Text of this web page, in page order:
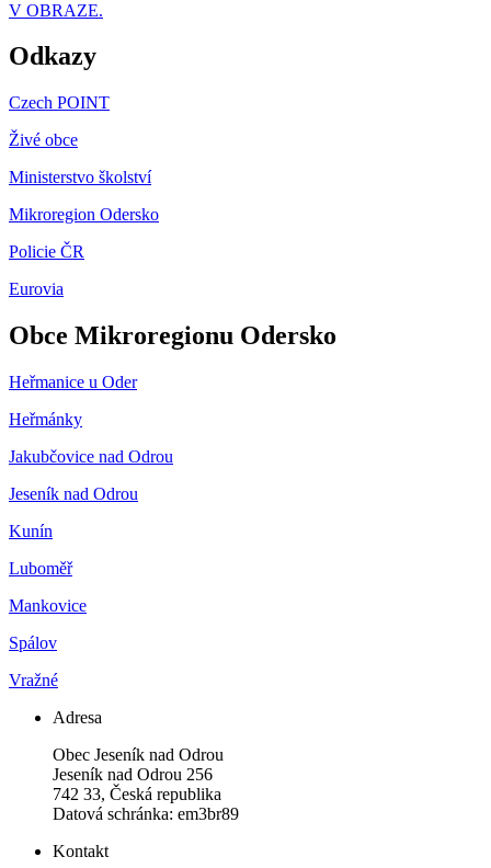
V OBRAZE.
Odkazy
Czech POINT
Živé obce
Ministerstvo školství
Mikroregion Odersko
Policie ČR
Eurovia
Obce Mikroregionu Odersko
Heřmanice u Oder
Heřmánky
Jakubčovice nad Odrou
Jeseník nad Odrou
Kunín
Luboměř
Mankovice
Spálov
Vražné
Adresa
Obec Jeseník nad Odrou
Jeseník nad Odrou 256
742 33, Česká republika
Datová schránka: em3br89
Kontakt